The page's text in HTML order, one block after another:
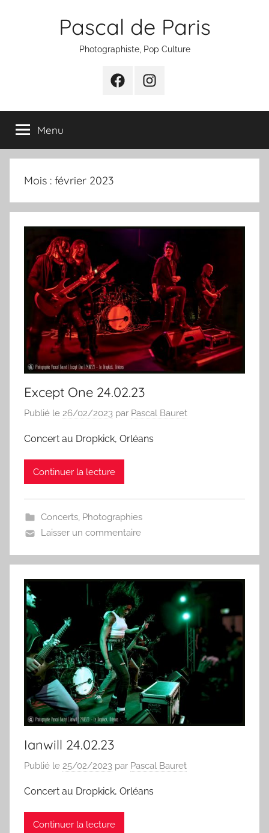
Pascal de Paris
Photographiste, Pop Culture
FacebookInstagram
Menu
Mois : février 2023
Except One 24.02.23
Publié le 26/02/2023 par Pascal Bauret
Concert au Dropkick, Orléans
Continuer la lecture
Concerts, Photographies
Laisser un commentaire
Ianwill 24.02.23
Publié le 25/02/2023 par Pascal Bauret
Concert au Dropkick, Orléans
Continuer la lecture